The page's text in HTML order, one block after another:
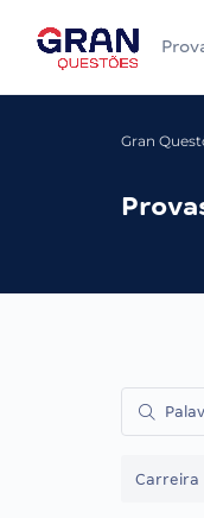
Gran
Carreira